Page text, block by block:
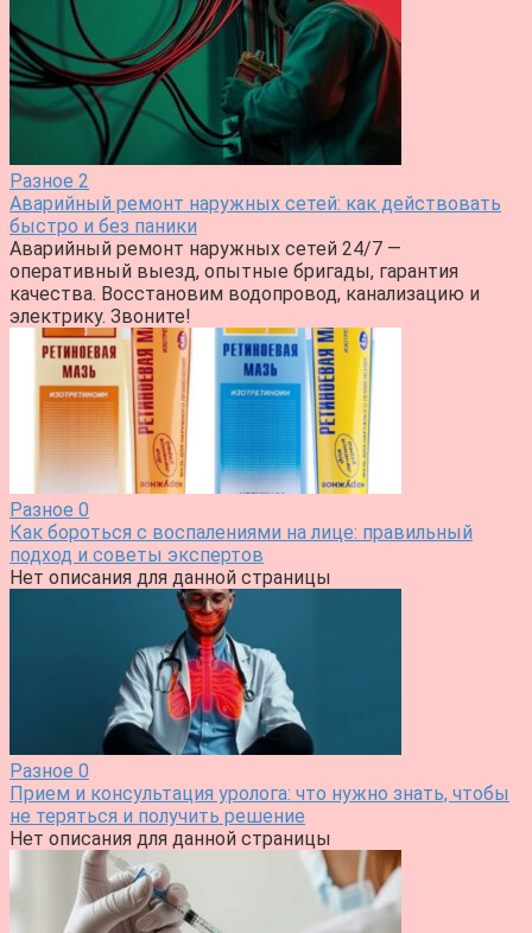
Разное 2
Аварийный ремонт наружных сетей: как действовать
быстро и без паники
Аварийный ремонт наружных сетей 24/7 —
оперативный выезд, опытные бригады, гарантия
качества. Восстановим водопровод, канализацию и
электрику. Звоните!
Разное 0
Как бороться с воспалениями на лице: правильный
подход и советы экспертов
Нет описания для данной страницы
Разное 0
Прием и консультация уролога: что нужно знать, чтобы
не теряться и получить решение
Нет описания для данной страницы